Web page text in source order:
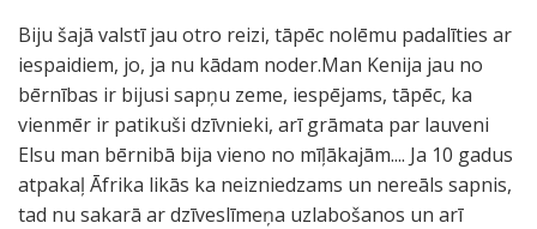
Biju šajā valstī jau otro reizi, tāpēc nolēmu padalīties ar
iespaidiem, jo, ja nu kādam noder.Man Kenija jau no
bērnības ir bijusi sapņu zeme, iespējams, tāpēc, ka
vienmēr ir patikuši dzīvnieki, arī grāmata par lauveni
Elsu man bērnibā bija vieno no mīļākajām.... Ja 10 gadus
atpakaļ Āfrika likās ka neizniedzams un nereāls sapnis,
tad nu sakarā ar dzīveslīmeņa uzlabošanos un arī